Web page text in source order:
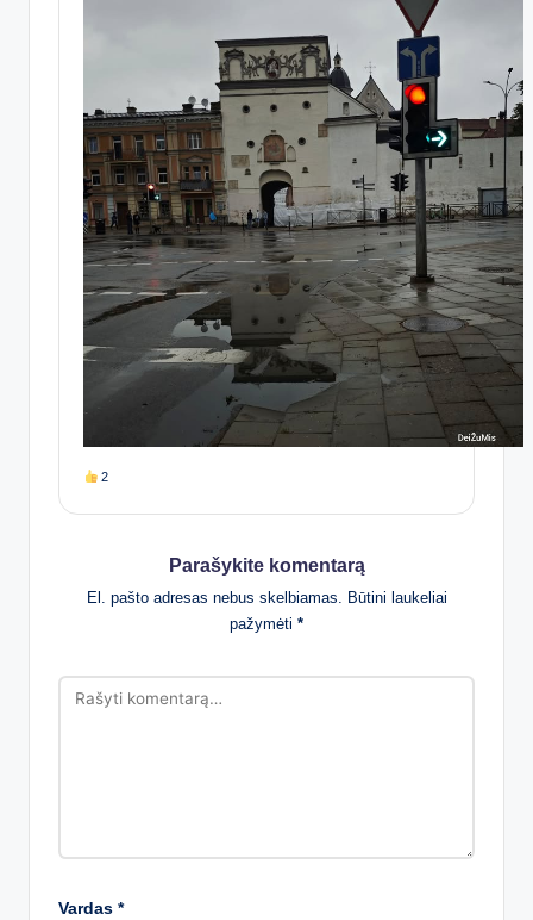
2
Parašykite komentarą
El. pašto adresas nebus skelbiamas.
Būtini laukeliai
pažymėti *
Vardas *